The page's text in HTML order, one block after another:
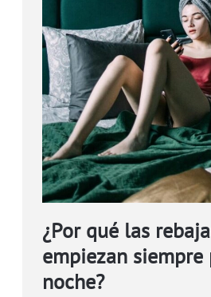
¿Por qué las
empiezan
noche?